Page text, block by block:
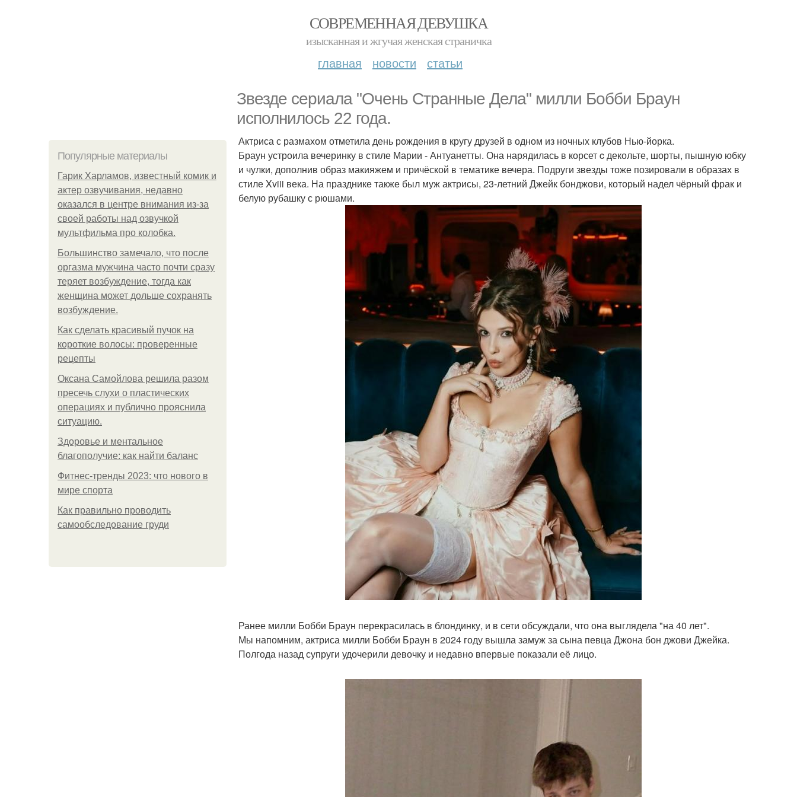
СОВРЕМЕННАЯ ДЕВУШКА
изысканная и жгучая женская страничка
главная новости статьи
Звезде сериала "Очень Странные Дела" милли Бобби Браун
исполнилось 22 года.
Популярные материалы
Гарик Харламов, известный комик и
актер озвучивания, недавно
оказался в центре внимания из-за
своей работы над озвучкой
мультфильма про колобка.
Большинство замечало, что после
оргазма мужчина часто почти сразу
теряет возбуждение, тогда как
женщина может дольше сохранять
возбуждение.
Как сделать красивый пучок на
короткие волосы: проверенные
рецепты
Оксана Самойлова решила разом
пресечь слухи о пластических
операциях и публично прояснила
ситуацию.
Здоровье и ментальное
благополучие: как найти баланс
Фитнес-тренды 2023: что нового в
мире спорта
Как правильно проводить
самообследование груди
Актриса с размахом отметила день рождения в кругу друзей в одном из ночных клубов Нью-йорка.
Браун устроила вечеринку в стиле Марии - Антуанетты. Она нарядилась в корсет c декольте, шорты, пышную юбку
и чулки, дополнив образ макияжем и причёской в тематике вечера. Подруги звезды тоже позировали в образах в
стиле Xviii века. На празднике также был муж актрисы, 23-летний Джейк бонджови, который надел чёрный фрак и
белую рубашку с рюшами.
Ранее милли Бобби Браун перекрасилась в блондинку, и в сети обсуждали, что она выглядела "на 40 лет".
Мы напомним, актриса милли Бобби Браун в 2024 году вышла замуж за сына певца Джона бон джови Джейка.
Полгода назад супруги удочерили девочку и недавно впервые показали её лицо.